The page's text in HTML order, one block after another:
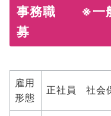
事務職 ※一
募
雇用
形態
正社員 社会